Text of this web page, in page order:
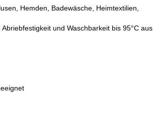
Hemden, Badewäsche, Heimtextilien,
und Waschbarkeit bis 95°C aus.